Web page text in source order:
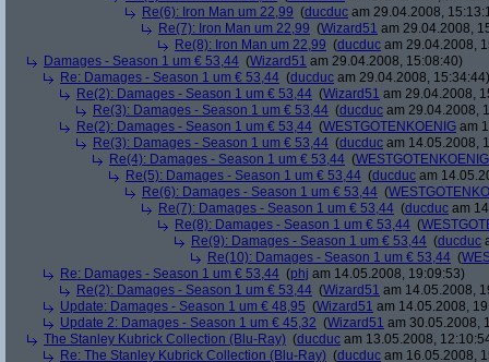
Re(6): Iron Man um 22,99 (ducduc am 29.04.2008,
Re(7): Iron Man um 22,99 (Wizard51 am 29.04.2008,
Re(8): Iron Man um 22,99 (ducduc am 29.04.2008,
Damages - Season 1 um € 53,44 (Wizard51 am 29.04.2008, 15:08:40)
Re: Damages - Season 1 um € 53,44 (ducduc am 29.04.2008, 15:34:44)
Re(2): Damages - Season 1 um € 53,44 (Wizard51 am 29.04.2008,
Re(3): Damages - Season 1 um € 53,44 (ducduc am 29.04.2008,
Re(2): Damages - Season 1 um € 53,44 (WESTGOTENKOENIG am
Re(3): Damages - Season 1 um € 53,44 (ducduc am 14.05.2008,
Re(4): Damages - Season 1 um € 53,44 (WESTGOTENKOENIG
Re(5): Damages - Season 1 um € 53,44 (ducduc am
Re(6): Damages - Season 1 um € 53,44 (
Re(7): Damages - Season 1 um € 53,44 (ducduc am
Re(8): Damages - Season 1 um € 53,44 (
Re(9): Damages - Season 1 um € 53,44 (ducduc
Re(10): Damages - Season 1 um € 53,44 (
Re: Damages - Season 1 um € 53,44 (phj am 14.05.2008, 19:09:53)
Re(2): Damages - Season 1 um € 53,44 (Wizard51 am 14.05.2008,
Update: Damages - Season 1 um € 48,95 (Wizard51 am 14.05.2008,
Update 2: Damages - Season 1 um € 45,32 (Wizard51 am 30.05.2008,
The Stanley Kubrick Collection (Blu-Ray) (ducduc am 13.05.2008,
Re: The Stanley Kubrick Collection (Blu-Ray) (ducduc am 16.05.2008,